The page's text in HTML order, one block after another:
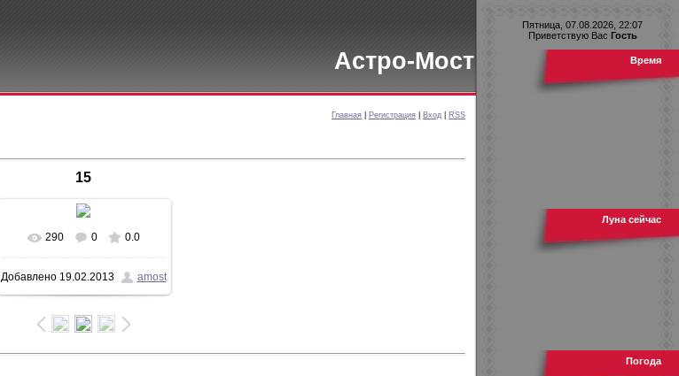
Астро-Мост
Главная Регистрация Вход RSS
15
290 0 0.0
Добавлено19.02.2013 amost
Пятница, 07.08.2026, 22:07
Приветствую Вас Гость
Время
Луна сейчас
Погода